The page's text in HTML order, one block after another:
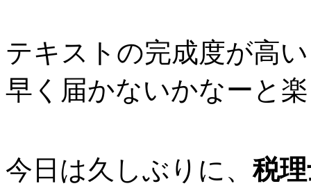
テキストの完成度が高
早く届かないかなーと
今日は久しぶりに、税